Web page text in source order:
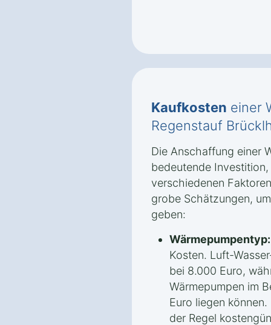
Kaufkosten einer
Regenstauf
Die Anschaffung einer
bedeutende
verschiedenen
grobe Schätzungen,
geben:
Wärmepumpentyp:
Kosten. Luft-
bei 8.000 Euro,
Wärmepumpen im
Euro liegen
der Regel